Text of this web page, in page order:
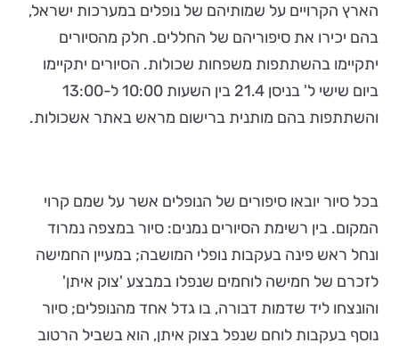
הארץ הקרויים על שמותיהם של נופלים במערכות ישראל,
בהם יכירו את סיפוריהם של החללים. חלק מהסיורים
יתקיימו בהשתתפות משפחות שכולות. הסיורים יתקיימו
ביום שישי ל' בניסן 21.4 בין השעות 10:00 ל-13:00
והשתתפות בהם מותנית ברישום מראש באתר אשכולות.
בכל סיור יובאו סיפורים של הנופלים אשר על שמם קרוי
המקום. בין רשימת הסיורים נמנים: סיור במצפה נמרוד
ונחל ראש פינה בעקבות נופלי המושבה; במעיין החמישה
לזכרם של חמישה לוחמים שנפלו במבצע 'צוק איתן'
והונצחו ליד שדמות דבורה, בו גדל אחד מהנופלים; סיור
נוסף בעקבות לוחם שנפל בצוק איתן, הוא בשביל הרטוב